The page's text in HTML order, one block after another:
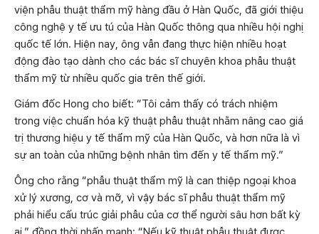
viện phẫu thuật thẩm mỹ hàng đầu ở Hàn Quốc, đã giới thiệu
công nghệ y tế ưu tú của Hàn Quốc thông qua nhiều hội nghị
quốc tế lớn. Hiện nay, ông vẫn đang thực hiện nhiều hoạt
động đào tạo dành cho các bác sĩ chuyên khoa phẫu thuật
thẩm mỹ từ nhiều quốc gia trên thế giới.
Giám đốc Hong cho biết: “Tôi cảm thấy có trách nhiệm
trong việc chuẩn hóa kỹ thuật phẫu thuật nhằm nâng cao giá
trị thương hiệu y tế thẩm mỹ của Hàn Quốc, và hơn nữa là vì
sự an toàn của những bệnh nhân tìm đến y tế thẩm mỹ.”
Ông cho rằng “phẫu thuật thẩm mỹ là can thiệp ngoại khoa
xử lý xương, cơ và mỡ, vì vậy bác sĩ phẫu thuật thẩm mỹ
phải hiểu cấu trúc giải phẫu của cơ thể người sâu hơn bất kỳ